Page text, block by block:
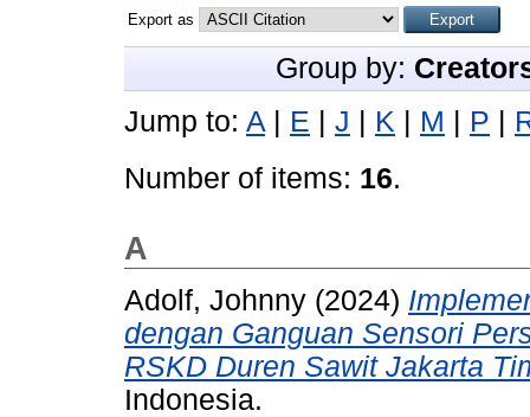
Export as
Group by:
Jump to: A E J K M P
Number of items: 16.
A
Adolf, Johnny (2024)
dengan Ganguan Sensori
RSKD Duren Sawit Jakarta
Indonesia.